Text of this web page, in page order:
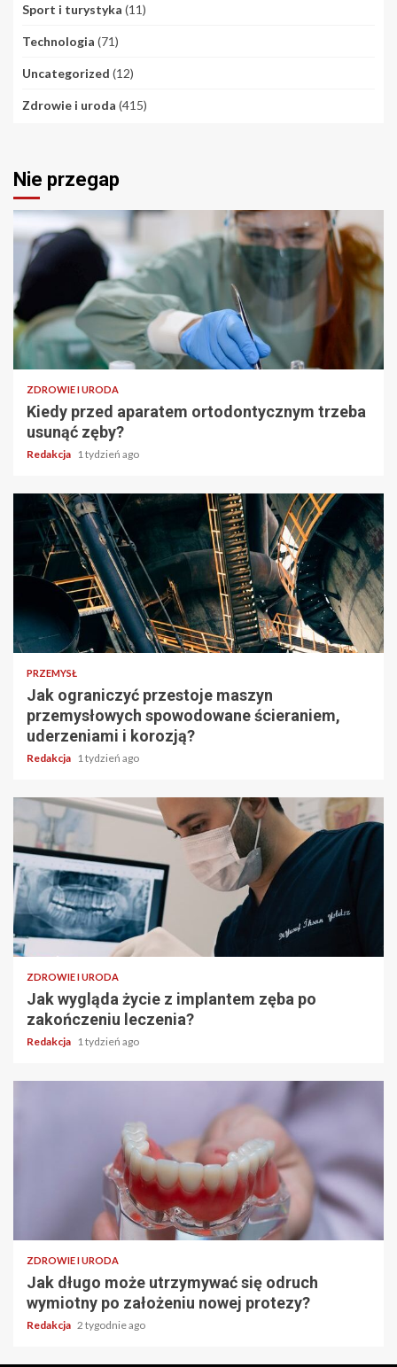
Sport i turystyka (11)
Technologia (71)
Uncategorized (12)
Zdrowie i uroda (415)
Nie przegap
ZDROWIE I URODA
Kiedy przed aparatem ortodontycznym trzeba
usunąć zęby?
Redakcja 1 tydzień ago
PRZEMYSŁ
Jak ograniczyć przestoje maszyn
przemysłowych spowodowane ścieraniem,
uderzeniami i korozją?
Redakcja 1 tydzień ago
ZDROWIE I URODA
Jak wygląda życie z implantem zęba po
zakończeniu leczenia?
Redakcja 1 tydzień ago
ZDROWIE I URODA
Jak długo może utrzymywać się odruch
wymiotny po założeniu nowej protezy?
Redakcja 2 tygodnie ago